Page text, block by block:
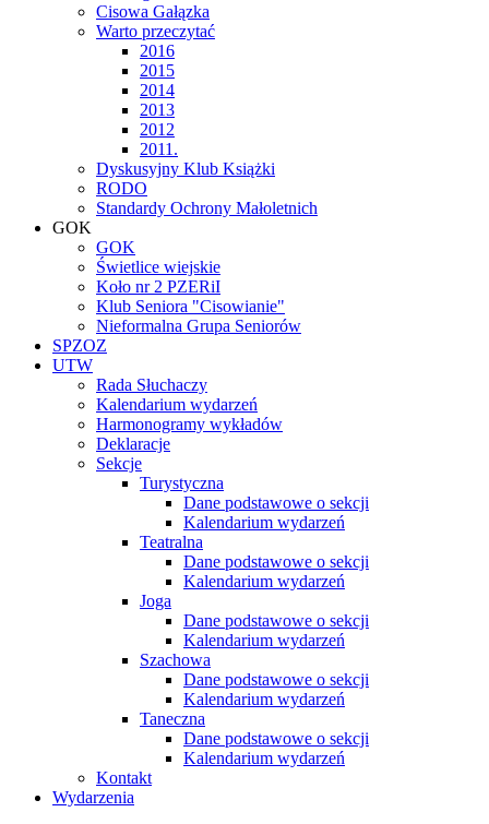
Cisowa Gałązka
Warto przeczytać
2016
2015
2014
2013
2012
2011.
Dyskusyjny Klub Książki
RODO
Standardy Ochrony Małoletnich
GOK
GOK
Świetlice wiejskie
Koło nr 2 PZERiI
Klub Seniora "Cisowianie"
Nieformalna Grupa Seniorów
SPZOZ
UTW
Rada Słuchaczy
Kalendarium wydarzeń
Harmonogramy wykładów
Deklaracje
Sekcje
Turystyczna
Dane podstawowe o sekcji
Kalendarium wydarzeń
Teatralna
Dane podstawowe o sekcji
Kalendarium wydarzeń
Joga
Dane podstawowe o sekcji
Kalendarium wydarzeń
Szachowa
Dane podstawowe o sekcji
Kalendarium wydarzeń
Taneczna
Dane podstawowe o sekcji
Kalendarium wydarzeń
Kontakt
Wydarzenia